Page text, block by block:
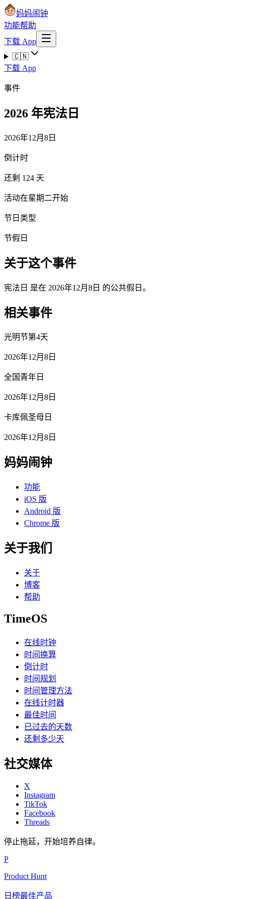
妈妈闹钟
功能帮助
下载 App
🇨🇳
下载 App
事件
2026 年宪法日
2026年12月8日
倒计时
还剩 124 天
活动在星期二开始
节日类型
节假日
关于这个事件
宪法日 是在 2026年12月8日 的公共假日。
相关事件
光明节第4天
2026年12月8日
全国青年日
2026年12月8日
卡库佩圣母日
2026年12月8日
妈妈闹钟
功能
iOS 版
Android 版
Chrome 版
关于我们
关于
博客
帮助
TimeOS
在线时钟
时间换算
倒计时
时间规划
时间管理方法
在线计时器
最佳时间
已过去的天数
还剩多少天
社交媒体
X
Instagram
TikTok
Facebook
Threads
停止拖延，开始培养自律。
P
Product Hunt
日榜最佳产品